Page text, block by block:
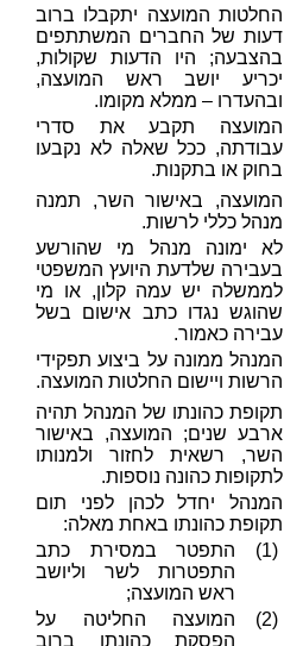
החלטות המועצה יתקבלו ברוב
דעות של החברים המשתתפים
בהצבעה; היו הדעות שקולות,
יכריע יושב ראש המועצה,
ובהעדרו – ממלא מקומו.
המועצה תקבע את סדרי
עבודתה, ככל שאלה לא נקבעו
בחוק או בתקנות.
המועצה, באישור השר, תמנה
מנהל כללי לרשות.
לא ימונה מנהל מי שהורשע
בעבירה שלדעת היועץ המשפטי
לממשלה יש עמה קלון, או מי
שהוגש נגדו כתב אישום בשל
עבירה כאמור.
המנהל ממונה על ביצוע תפקידי
הרשות ויישום החלטות המועצה.
תקופת כהונתו של המנהל תהיה
ארבע שנים; המועצה, באישור
השר, רשאית לחזור ולמנותו
לתקופות כהונה נוספות.
המנהל יחדל לכהן לפני תום
תקופת כהונתו באחת מאלה:
(1)
התפטר במסירת כתב
התפטרות לשר וליושב
ראש המועצה;
(2)
המועצה החליטה על
הפסקת כהונתו ברוב